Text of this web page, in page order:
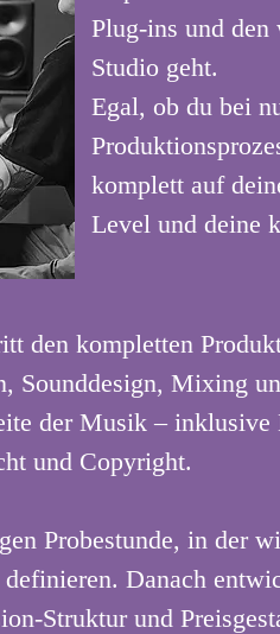
Plug-ins und den
Studio geht.
Egal, ob du bei
komplett auf
Level und deine
den kompletten
Sounddesign, Mixing
der Musik –
und Copyright.
Probestunde, in der
Danach
Struktur und